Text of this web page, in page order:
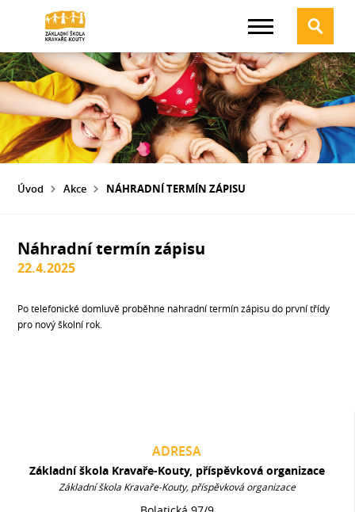
Úvod Akce NÁHRADNÍ TERMÍN ZÁPISU
Náhradní termín zápisu
22.4.2025
Po telefonické domluvě proběhne nahradní termín zápisu do první třídy
pro nový školní rok.
ADRESA
Základní škola Kravaře-Kouty, příspěvková organizace
Základní škola Kravaře-Kouty, příspěvková organizace